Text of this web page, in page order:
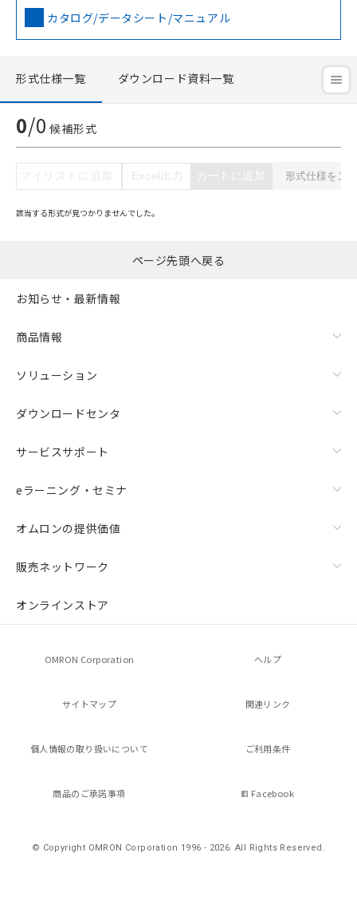
カタログ/データシート/マニュアル
形式仕様一覧 ダウンロード資料一覧
0/0 候補形式
マイリストに追加 Excel出力 カートに追加
該当する形式が見つかりませんでした。
ページ先頭へ戻る
お知らせ・最新情報
商品情報
ソリューション
ダウンロードセンタ
サービスサポート
eラーニング・セミナ
オムロンの提供価値
販売ネットワーク
オンラインストア
OMRON Corporation ヘルプ
サイトマップ 関連リンク
個人情報の取り扱いについて ご利用条件
商品のご承諾事項 Facebook
© Copyright OMRON Corporation 1996 - 2026.All Rights Reserved.
記
号
説明
○ 一定数以上の在庫あり
一定数には満たないが在庫あり
－
在庫なし(最新の在庫状況につ
白
情報を公開していない機種
本サービスは、当社制御機器事業取扱
商品の当社在庫状況および標準価格
(税抜)を提供させていただくもので
当社制御機器事業取扱商品の中には、
在庫状況および標準価格照会結果は、
記載している更新日時点での社内デー
タに基づき作成されるものであり、閲
覧された時点での実際の在庫および標
準価格とは異なる場合があることをご
了承ください。
ムロン制御機器販売店・当社販売員に
オムロン制御機器販売店や当社販売拠
示しないようお願いします。
ビス）をご利用いただくには、I-Web
あります。
および当社の共同利用者が、当社の製
引・商談に必要な範囲で利用すること
※当社の共同利用者とは、
指します。